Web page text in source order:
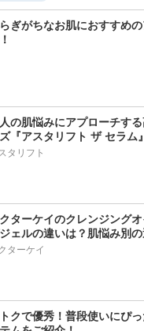
ぎがちなお肌におすすめ
の肌悩みにアプローチす
『アスタリフト ザ セラム
タリフト
クターケイのクレンジング
ェルの違いは？肌悩み別
ターケイ
クで優秀！普段使いにぴ